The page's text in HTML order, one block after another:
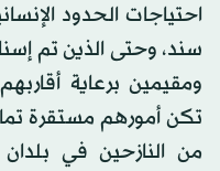
احتياجات الحدود
سند، وحتى الذين تم
ومقيمين برعاية
من النازحين في بلدان